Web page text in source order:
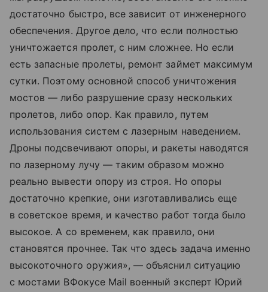
достаточно быстро, все зависит от инженерного
обеспечения. Другое дело, что если полностью
уничтожается пролет, с ним сложнее. Но если
есть запасные пролеты, ремонт займет максимум
сутки. Поэтому основной способ уничтожения
мостов — либо разрушение сразу нескольких
пролетов, либо опор. Как правило, путем
использования систем с лазерным наведением.
Дроны подсвечивают опоры, и ракеты наводятся
по лазерному лучу — таким образом можно
реально вывести опору из строя. Но опоры
достаточно крепкие, они изготавливались еще
в советское время, и качество работ тогда было
высокое. А со временем, как правило, они
становятся прочнее. Так что здесь задача именно
высокоточного оружия», — объяснил ситуацию
с мостами ВФокусе Mail военный эксперт Юрий